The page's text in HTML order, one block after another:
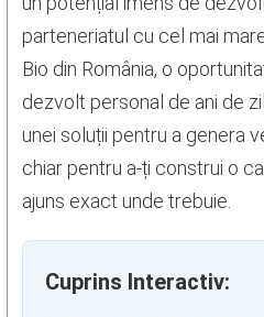
parteneriatul cu cel mai
Bio din România, o
dezvolt personal de ani de
unei soluții pentru a genera
chiar pentru a-ți construi o
ajuns exact unde trebuie.
Cuprins Interactiv: